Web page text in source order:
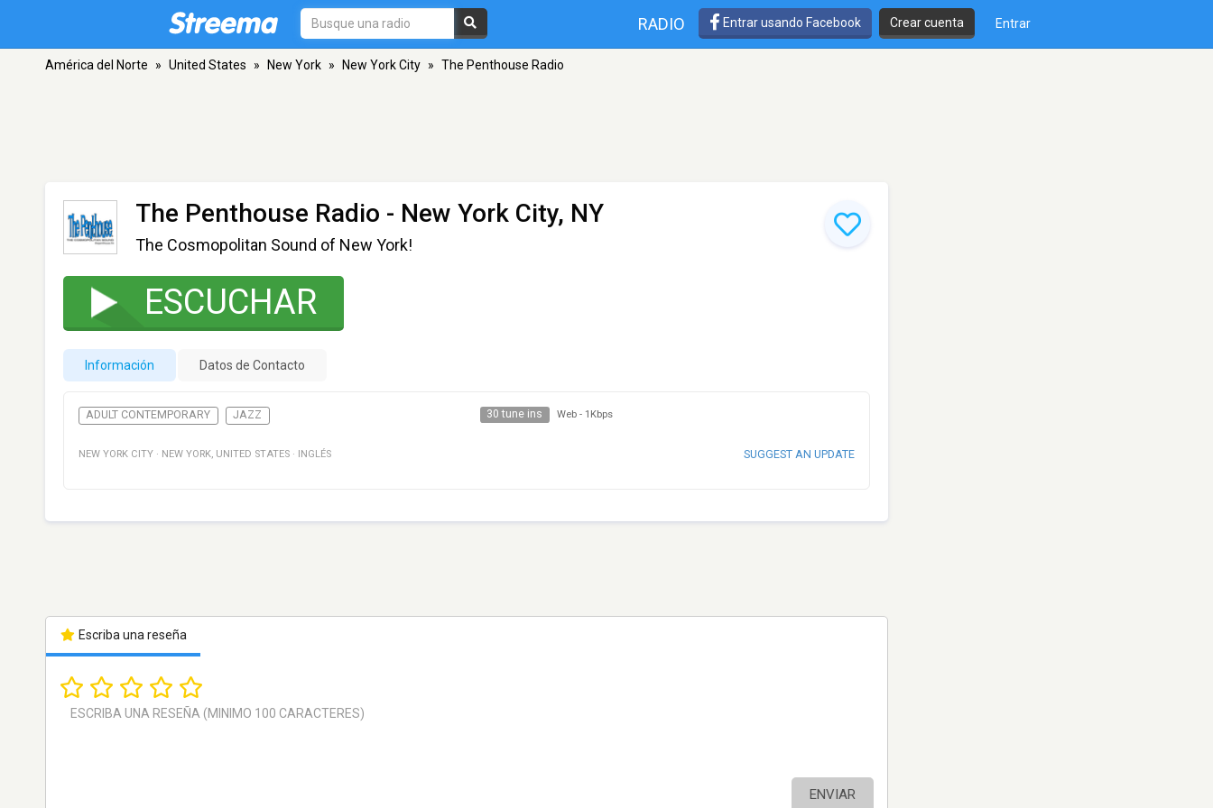
RADIO Entrar usando Facebook Crear cuenta Entrar
América del Norte » United States » New York » New York City » The Penthouse Radio
The Penthouse Radio - New York City, NY
The Cosmopolitan Sound of New York!
ESCUCHAR
Información Datos de Contacto
ADULT CONTEMPORARY JAZZ 30 tune ins Web - 1Kbps
NEW YORK CITY · NEW YORK, UNITED STATES · INGLÉS SUGGEST AN UPDATE
Escriba una reseña
ENVIAR